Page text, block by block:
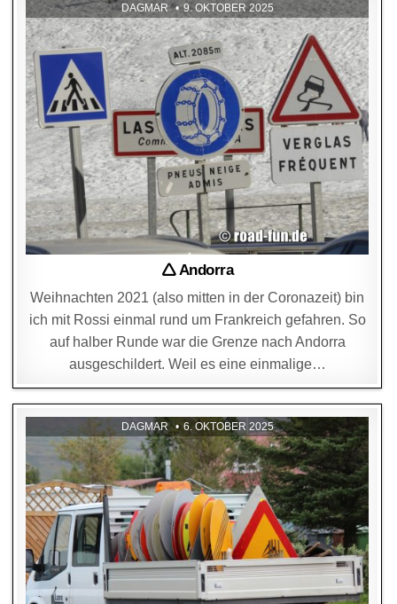
DAGMAR 9. OKTOBER 2025
🛆 Andorra
Weihnachten 2021 (also mitten in der Coronazeit) bin
ich mit Rossi einmal rund um Frankreich gefahren. So
auf halber Runde war die Grenze nach Andorra
ausgeschildert. Weil es eine einmalige…
DAGMAR 6. OKTOBER 2025